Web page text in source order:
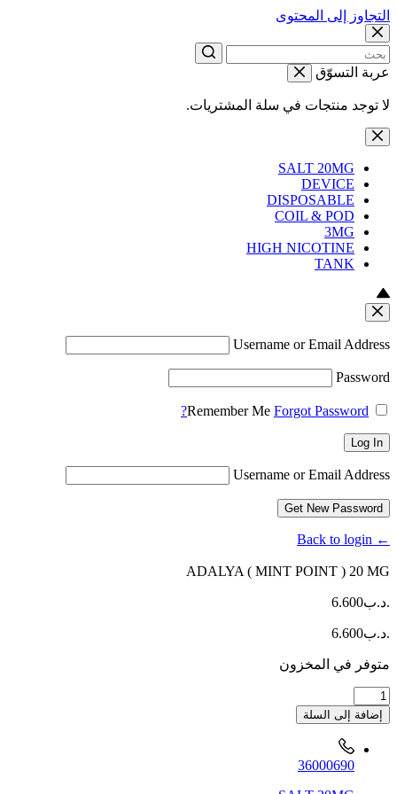
التجاوز إلى المحتوى
عربة التسوّق
لا توجد منتجات في سلة المشتريات.
SALT 20MG
DEVICE
DISPOSABLE
COIL & POD
3MG
HIGH NICOTINE
TANK
Username or Email Address
Password
Remember Me Forgot Password?
Log In
Username or Email Address
Get New Password
← Back to login
ADALYA ( MINT POINT ) 20 MG
.د.ب6.600
.د.ب6.600
متوفر في المخزون
كمية
ADALYA
(
POINT
إضافة إلى السلة
36000690